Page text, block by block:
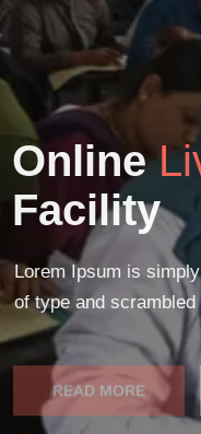
Online
Facility
Lorem Ipsum is
of type and
READ MORE